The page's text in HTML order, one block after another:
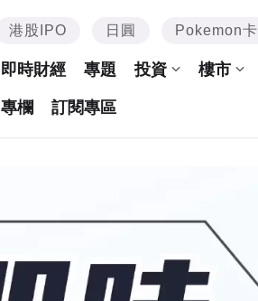
港股IPO 日圓 Pokemon卡
即時財經 專題 投資 樓市
專欄 訂閱專區